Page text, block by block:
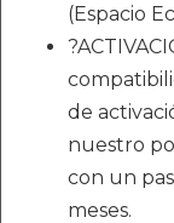
(Espacio
de
nuestro
con un
meses.